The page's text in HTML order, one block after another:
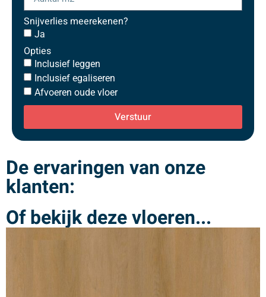
Snijverlies meerekenen?
Ja
Opties
Inclusief leggen
Inclusief egaliseren
Afvoeren oude vloer
Verstuur
De ervaringen van onze
klanten:
Of bekijk deze vloeren...